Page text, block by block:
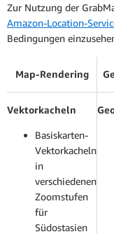
Zur Nutzung der
Amazon-Location-
Bedingungen
Map-Rendering
Vektorkacheln
Basiskarten-
Vektorkacheln
in
verschiedenen
Zoomstufen
für
Südostasien